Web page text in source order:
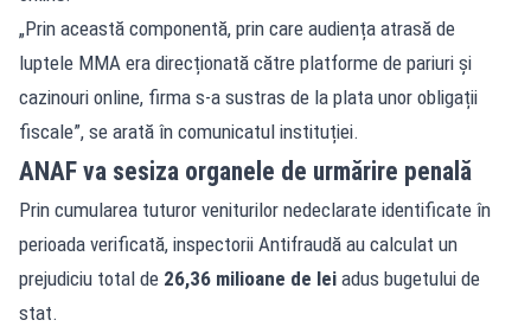
„Prin această componentă, prin care audiența atrasă de
luptele MMA era direcționată către platforme de pariuri și
cazinouri online, firma s-a sustras de la plata unor obligații
fiscale”, se arată în comunicatul instituției.
ANAF va sesiza organele de urmărire penală
Prin cumularea tuturor veniturilor nedeclarate identificate în
perioada verificată, inspectorii Antifraudă au calculat un
prejudiciu total de 26,36 milioane de lei adus bugetului de
stat.